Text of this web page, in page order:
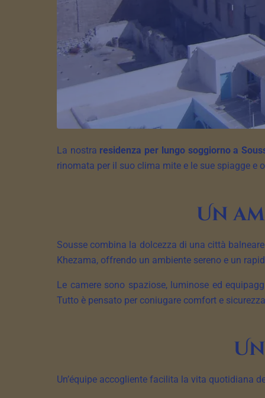
La nostra residenza per lungo soggiorno a
rinomata per il suo clima mite e le sue spiagge
Un
Sousse combina la dolcezza di una città
Khezama, offrendo un ambiente sereno e un
Le camere sono spaziose, luminose ed
Tutto è pensato per coniugare comfort e
Un’équipe accogliente facilita la vita quotidiana